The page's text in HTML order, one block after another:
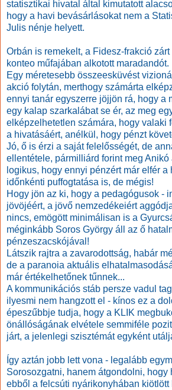
statisztikai hivatal által kimutatott
hogy a havi bevásárlásokat nem a
Julis nénje helyett.
Orbán is remekelt, a Fidesz-frakció
konteo műfajában alkotott maradandót.
Egy méretesebb összeesküvést
akció folytán, merthogy számárta
ennyi tanár egyszerre jöjjön rá, hogy a
egy kalap szarkalábat se ér, az meg
elképzelhetetlen számára, hogy valaki
a hivatásáért, anélkül, hogy pénzt
Jó, ő is érzi a saját felelősségét, de
ellentétele, pármilliárd forint meg Anikó
logikus, hogy ennyi pénzért már elfér
időnkénti puffogtatása is, de mégis!
Hogy jön az ki, hogy a pedagógusok -
jövöjéért, a jövő nemzedékeiért
nincs, emögött minimálisan is a
méginkább Soros György áll az ő
pénzeszacskójával!
Látszik rajtra a zavarodottság, habár
de a paranoia aktuális
már értékelhetőnek tűnnek...
A kommunikációs stáb persze vadul
ilyesmi nem hangzott el - kínos ez a
épeszűbbje tudja, hogy a KLIK
önállóságának elvétele semmiféle
járt, a jelenlegi szisztémát egyként
Így aztán jobb lett vona - legalább
Sorosozgatni, hanem átgondolni, hogy
ebből a felcsúti nyárikonyhában kiötlött